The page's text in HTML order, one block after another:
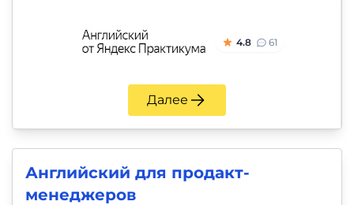
4.8 61
Далее
Английский для продакт-
менеджеров